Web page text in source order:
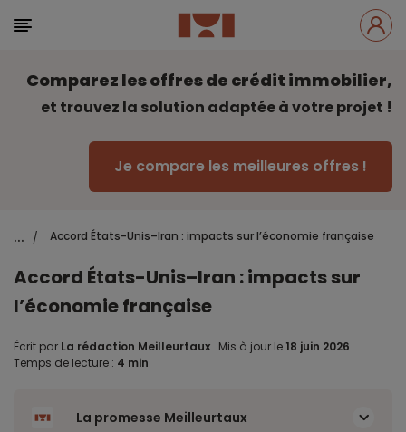
Comparez les offres de crédit immobilier,
et trouvez la solution adaptée à votre projet !
Je compare les meilleures offres !
... / Accord États-Unis–Iran : impacts sur l’économie française
Accord États-Unis–Iran : impacts sur
l’économie française
Écrit par La rédaction Meilleurtaux . Mis à jour le 18 juin 2026 .
Temps de lecture : 4 min
La promesse Meilleurtaux